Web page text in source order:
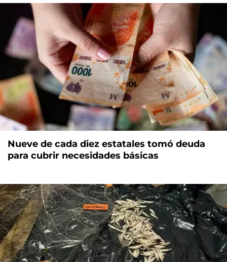
Nueve de cada diez estatales tomó deuda
para cubrir necesidades básicas